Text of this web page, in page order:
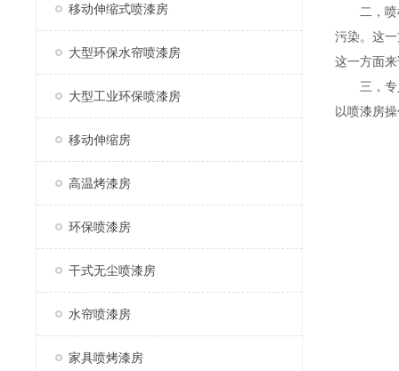
移动伸缩式喷漆房
大型环保水帘喷漆房
大型工业环保喷漆房
移动伸缩房
高温烤漆房
环保喷漆房
干式无尘喷漆房
水帘喷漆房
家具喷烤漆房
二，喷枪
污染。这
这一方面
三，专人
以喷漆房